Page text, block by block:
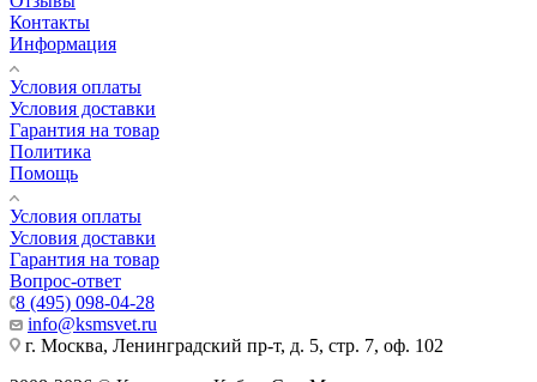
Контакты
Информация
Условия оплаты
Условия доставки
Гарантия на товар
Политика
Помощь
Условия оплаты
Условия доставки
Гарантия на товар
Вопрос-ответ
8 (495) 098-04-28
info@ksmsvet.ru
г. Москва, Ленинградский пр-т, д. 5, стр. 7, оф. 102